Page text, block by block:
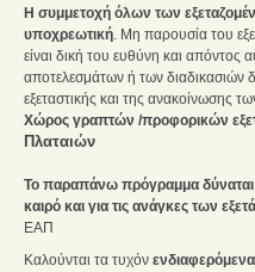
Η συμμετοχή όλων των
υποχρεωτική. Μη παρουσία του
είναι δική του ευθύνη και απόντος
αποτελεσμάτων ή των διαδικασιών
εξεταστικής και της ανακοίνωσης
Χώρος γραπτών /προφορικών
Πλαταιών
Το παραπάνω πρόγραμμα δύναται
καιρό και για τις ανάγκες των
ΕΑΠ
Καλούνται τα τυχόν